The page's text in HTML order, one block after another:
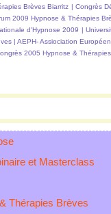
et Masterclass
Thérapies Brèves
Brèves Biarritz | Congrès
2009 Hypnose & Thérapies
d'Hypnose 2009 |
| AEPH- Assiociation
2005 Hypnose &